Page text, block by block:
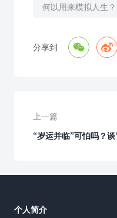
何以用来模拟人生？
分享到  
上一篇
“岁运并临”可怕吗？
个人简介